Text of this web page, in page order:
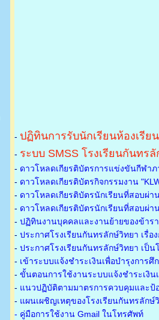
- ปฏิทินการรับนักเรียนห้องเรีย
- ระบบ SMSS โรงเรียนกันทร
- ดาวโหลดเกียรติบัตรการแข่งขันกีฬา
- ดาวโหลดเกียรติบัตรกิจกรรมงาน
- ดาวโหลดเกียรติบัตรนักเรียนที่สอบผ่
- ดาวโหลดเกียรติบัตรนักเรียนที่สอบผ่
- ปฏิทินงานบุคคลและงานย้ายของข้าร
- ประกาศโรงเรียนกันทรลักษ์วิทยา เรื่
- ประกาศโรงเรียนกันทรลักษ์วิทยา เป็
- เข้าระบบแจ้งชำระเงินเพื่อบำรุงการศึ
- ขั้นตอนการใช้งานระบบแจ้งชำระเงิน
- แนวปฏิบัติตามมาตรการควบคุมและป้
- แผนเผชิญเหตุของโรงเรียนกันทรลัก
- คู่มือการใช้งาน Gmail ในโทรศัพท์